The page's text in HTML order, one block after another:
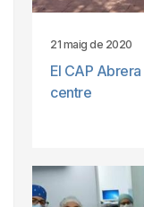
21 maig de 2020
El CAP
centre